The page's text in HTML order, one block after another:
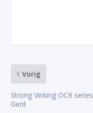
Vorig
Strong Vinking OCR series
Gent